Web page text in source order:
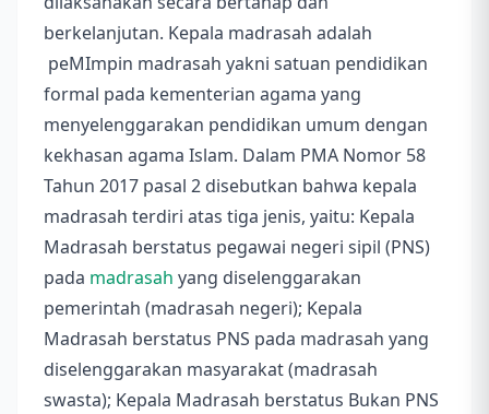
berkelanjutan. Kepala madrasah adalah
peMImpin madrasah yakni satuan pendidikan
formal pada kementerian agama yang
menyelenggarakan pendidikan umum dengan
kekhasan agama Islam. Dalam PMA Nomor 58
Tahun 2017 pasal 2 disebutkan bahwa kepala
madrasah terdiri atas tiga jenis, yaitu: Kepala
Madrasah berstatus pegawai negeri sipil (PNS)
pada madrasah yang diselenggarakan
pemerintah (madrasah negeri); Kepala
Madrasah berstatus PNS pada madrasah yang
diselenggarakan masyarakat (madrasah
swasta); Kepala Madrasah berstatus Bukan PNS